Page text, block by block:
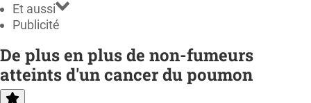
Et aussi
Publicité
De plus en plus de non-fumeurs
atteints d'un cancer du poumon